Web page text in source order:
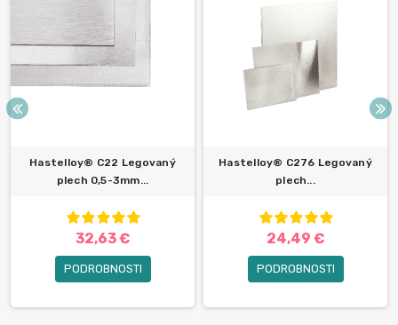
Hastelloy® C22 Legovaný
plech 0,5-3mm...
32,63 €
PODROBNOSTI
Hastelloy® C276 Legovaný
plech...
24,49 €
PODROBNOSTI